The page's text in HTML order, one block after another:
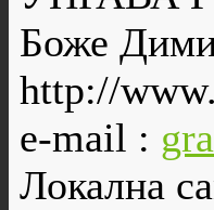
Боже
http://
e-mail :
Локална